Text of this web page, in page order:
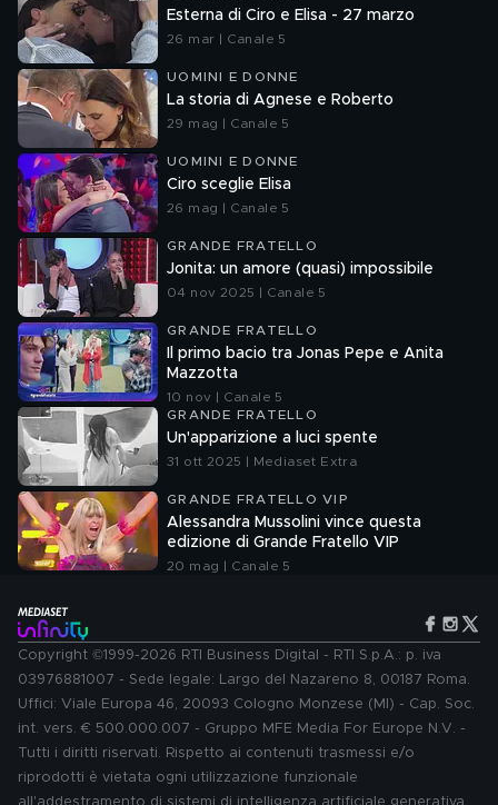
Esterna di Ciro e Elisa - 27 marzo
26 mar | Canale 5
UOMINI E DONNE
La storia di Agnese e Roberto
29 mag | Canale 5
UOMINI E DONNE
Ciro sceglie Elisa
26 mag | Canale 5
GRANDE FRATELLO
Jonita: un amore (quasi) impossibile
04 nov 2025 | Canale 5
GRANDE FRATELLO
Il primo bacio tra Jonas Pepe e Anita
Mazzotta
10 nov | Canale 5
GRANDE FRATELLO
Un'apparizione a luci spente
31 ott 2025 | Mediaset Extra
GRANDE FRATELLO VIP
Alessandra Mussolini vince questa
edizione di Grande Fratello VIP
20 mag | Canale 5
Copyright ©1999-2026 RTI Business Digital - RTI S.p.A.: p. iva
03976881007 - Sede legale: Largo del Nazareno 8, 00187 Roma.
Uffici: Viale Europa 46, 20093 Cologno Monzese (MI) - Cap. Soc.
int. vers. € 500.000.007 - Gruppo MFE Media For Europe N.V. -
Tutti i diritti riservati. Rispetto ai contenuti trasmessi e/o
riprodotti è vietata ogni utilizzazione funzionale